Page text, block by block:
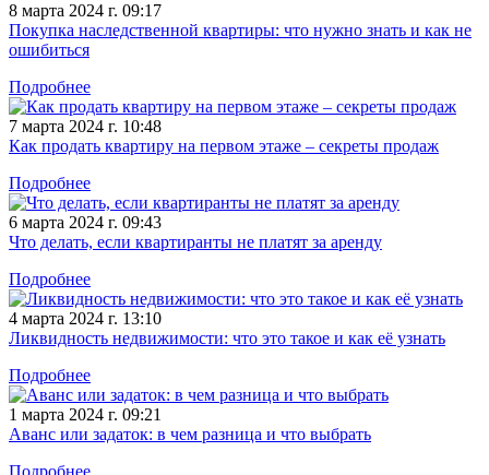
8 марта 2024 г. 09:17
Покупка наследственной квартиры: что нужно знать и как не
ошибиться
Подробнее
7 марта 2024 г. 10:48
Как продать квартиру на первом этаже – секреты продаж
Подробнее
6 марта 2024 г. 09:43
Что делать, если квартиранты не платят за аренду
Подробнее
4 марта 2024 г. 13:10
Ликвидность недвижимости: что это такое и как её узнать
Подробнее
1 марта 2024 г. 09:21
Аванс или задаток: в чем разница и что выбрать